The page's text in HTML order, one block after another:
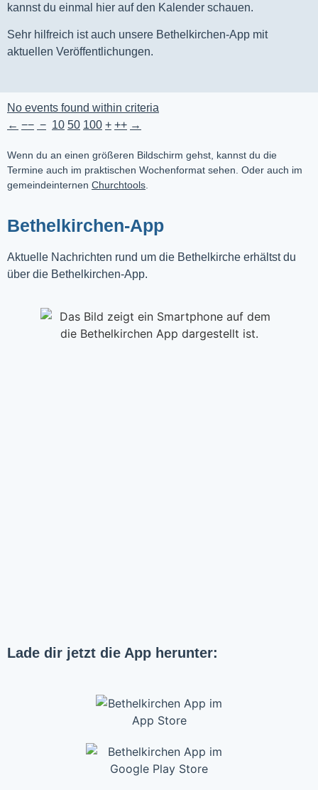
kannst du einmal hier auf den Kalender schauen.
Sehr hilfreich ist auch unsere Bethelkirchen-App mit
aktuellen Veröffentlichungen.
No events found within criteria
← −− − 10 50 100 + ++ →
Wenn du an einen größeren Bildschirm gehst, kannst du die
Termine auch im praktischen Wochenformat sehen. Oder auch im
gemeindeinternen Churchtools
Bethelkirchen-App
Aktuelle Nachrichten rund um die Bethelkirche erhältst du
über die Bethelkirchen-App.
Lade dir jetzt die App herunter: